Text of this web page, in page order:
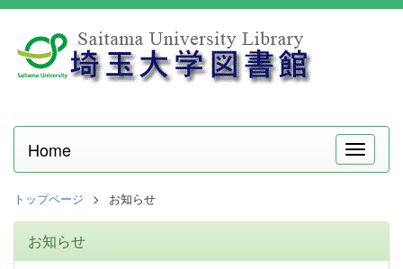
メ
ニ
Home
トップページ お知らせ
お知らせ